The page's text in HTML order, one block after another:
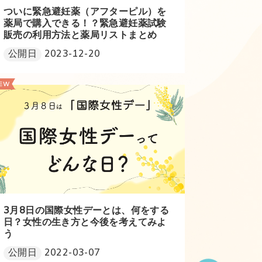
ついに緊急避妊薬（アフターピル）を
薬局で購入できる！？緊急避妊薬試験
販売の利用方法と薬局リストまとめ
公開日
2023-12-20
3月8日の国際女性デーとは、何をする
日？女性の生き方と今後を考えてみよ
う
公開日
2022-03-07